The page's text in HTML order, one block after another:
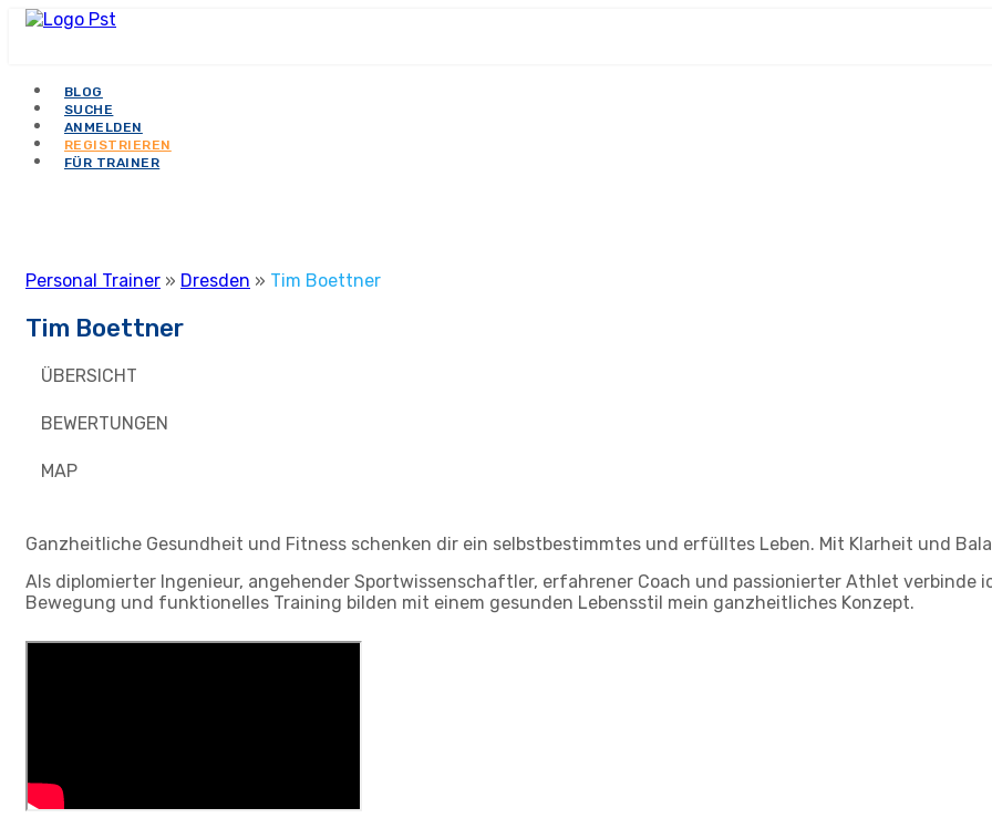
BLOG
SUCHE
ANMELDEN
REGISTRIEREN
FÜR TRAINER
Personal Trainer » Dresden » Tim Boettner
Tim Boettner
ÜBERSICHT
BEWERTUNGEN
MAP
Ganzheitliche Gesundheit und Fitness schenken dir ein selbstbestimmtes und erfülltes Leben. Mit Klarheit und
Als diplomierter Ingenieur, angehender Sportwissenschaftler, erfahrener Coach und passionierter Athlet
Bewegung und funktionelles Training bilden mit einem gesunden Lebensstil mein ganzheitliches Konzept.